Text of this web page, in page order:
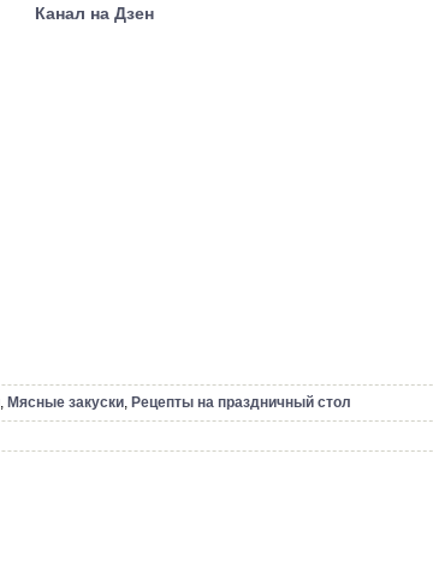
Канал на Дзен
, Мясные закуски, Рецепты на праздничный стол